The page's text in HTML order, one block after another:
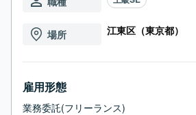
場所 江東区（東京都）
雇用形態
業務委託(フリーランス)